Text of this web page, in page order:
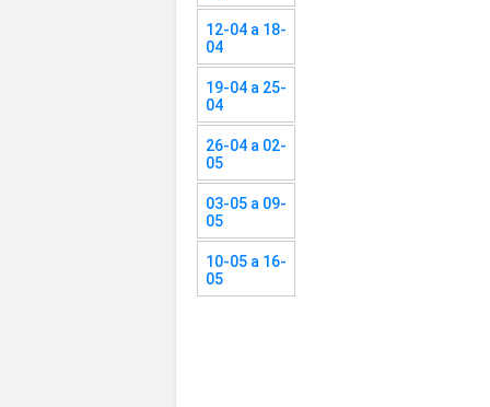
12-04 a 18-
04
19-04 a 25-
04
26-04 a 02-
05
03-05 a 09-
05
10-05 a 16-
05